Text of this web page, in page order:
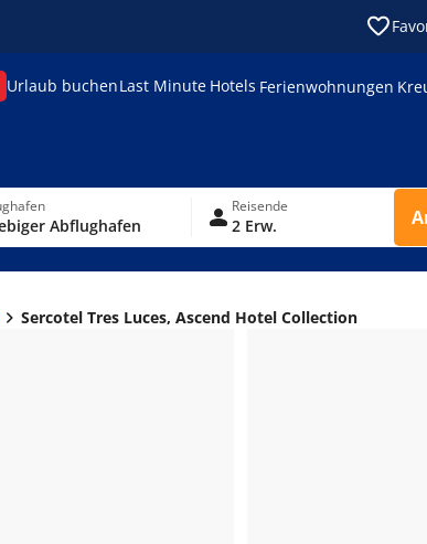
Urlaub buchenLast Minute Hotels Ferienwohnungen
Abflughafen
Reisende
2 Erw.
Sercotel Tres Luces, Ascend Hotel Collection